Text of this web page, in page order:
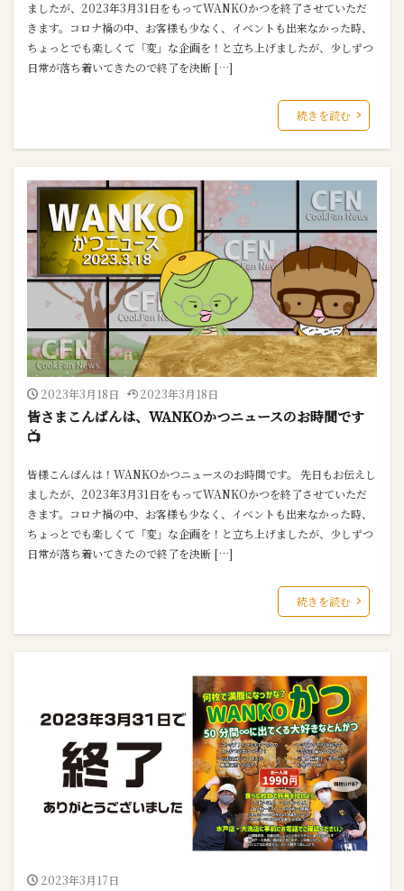
ましたが、2023年3月31日をもってWANKOかつを終了させていただ
きます。コロナ禍の中、お客様も少なく、イベントも出来なかった時、
ちょっとでも楽しくて「変」な企画を！と立ち上げましたが、少しずつ
日常が落ち着いてきたので終了を決断 […]
続きを読む
2023年3月18日 2023年3月18日
皆さまこんばんは、WANKOかつニュースのお時間です
📺
皆様こんばんは！WANKOかつニュースのお時間です。 先日もお伝えし
ましたが、2023年3月31日をもってWANKOかつを終了させていただ
きます。コロナ禍の中、お客様も少なく、イベントも出来なかった時、
ちょっとでも楽しくて「変」な企画を！と立ち上げましたが、少しずつ
日常が落ち着いてきたので終了を決断 […]
続きを読む
2023年3月17日